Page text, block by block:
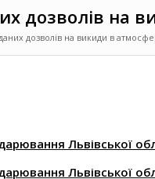
дозволів на
дозволів на викиди в
Львівської
Львівської